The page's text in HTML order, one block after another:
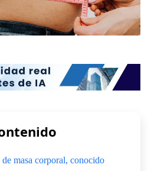
masa corporal, conocido